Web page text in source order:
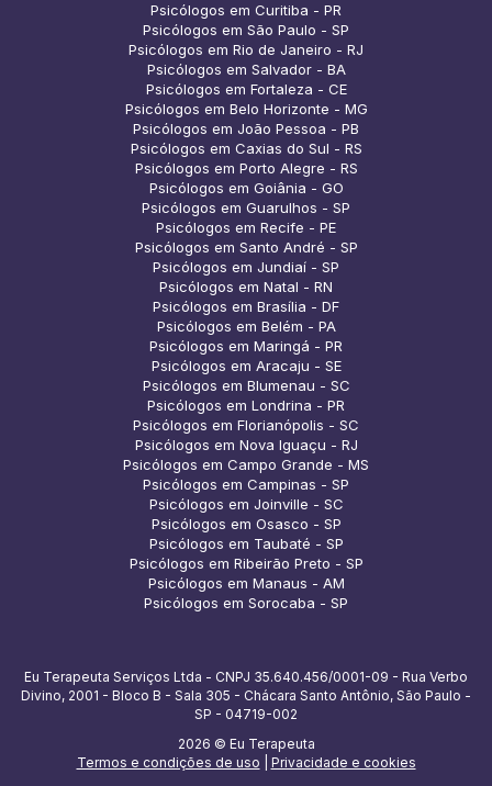
Psicólogos em Curitiba - PR
Psicólogos em São Paulo - SP
Psicólogos em Rio de Janeiro - RJ
Psicólogos em Salvador - BA
Psicólogos em Fortaleza - CE
Psicólogos em Belo Horizonte - MG
Psicólogos em João Pessoa - PB
Psicólogos em Caxias do Sul - RS
Psicólogos em Porto Alegre - RS
Psicólogos em Goiânia - GO
Psicólogos em Guarulhos - SP
Psicólogos em Recife - PE
Psicólogos em Santo André - SP
Psicólogos em Jundiaí - SP
Psicólogos em Natal - RN
Psicólogos em Brasília - DF
Psicólogos em Belém - PA
Psicólogos em Maringá - PR
Psicólogos em Aracaju - SE
Psicólogos em Blumenau - SC
Psicólogos em Londrina - PR
Psicólogos em Florianópolis - SC
Psicólogos em Nova Iguaçu - RJ
Psicólogos em Campo Grande - MS
Psicólogos em Campinas - SP
Psicólogos em Joinville - SC
Psicólogos em Osasco - SP
Psicólogos em Taubaté - SP
Psicólogos em Ribeirão Preto - SP
Psicólogos em Manaus - AM
Psicólogos em Sorocaba - SP
Eu Terapeuta Serviços Ltda - CNPJ 35.640.456/0001-09 - Rua Verbo
Divino, 2001 - Bloco B - Sala 305 - Chácara Santo Antônio, São Paulo -
SP - 04719-002
2026 © Eu Terapeuta
Termos e condições de uso
Privacidade e cookies